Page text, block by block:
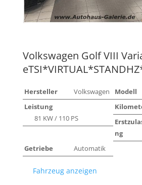
Volkswagen Golf VIII
Hersteller Volkswagen Modell
Leistung
81 KW / 110 PS
ng
Getriebe Automatik
Fahrzeug anzeigen